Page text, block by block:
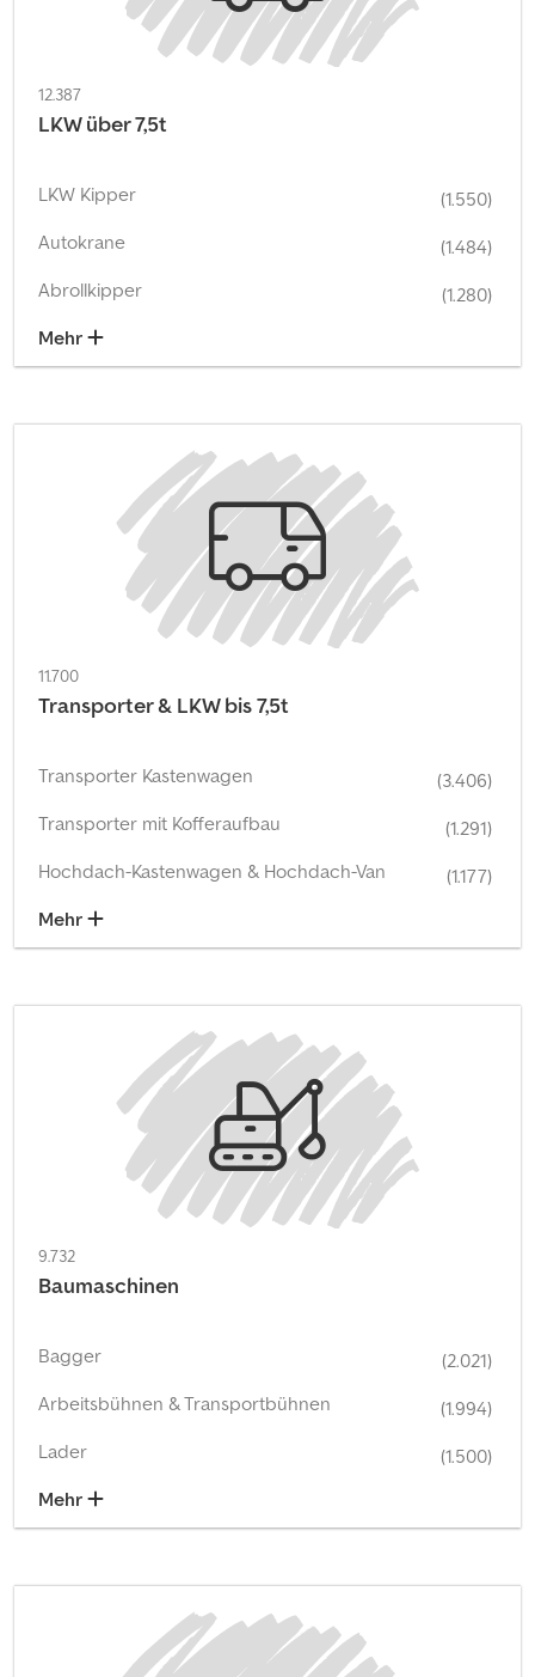
12.387
LKW über 7,5t
LKW Kipper
(1.550)
Autokrane
(1.484)
Abrollkipper
(1.280)
Mehr
11.700
Transporter & LKW bis 7,5t
Transporter Kastenwagen
(3.406)
Transporter mit Kofferaufbau
(1.291)
Hochdach-Kastenwagen & Hochdach-Van
(1.177)
Mehr
9.732
Baumaschinen
Bagger
(2.021)
Arbeitsbühnen & Transportbühnen
(1.994)
Lader
(1.500)
Mehr